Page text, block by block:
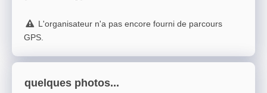
L'organisateur n'a pas encore fourni de parcours
GPS.
quelques photos...